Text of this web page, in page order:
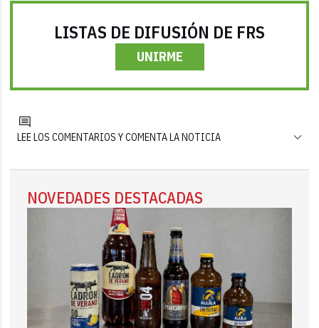
LISTAS DE DIFUSIÓN DE FRS
UNIRME
LEE LOS COMENTARIOS Y COMENTA LA NOTICIA
NOVEDADES DESTACADAS